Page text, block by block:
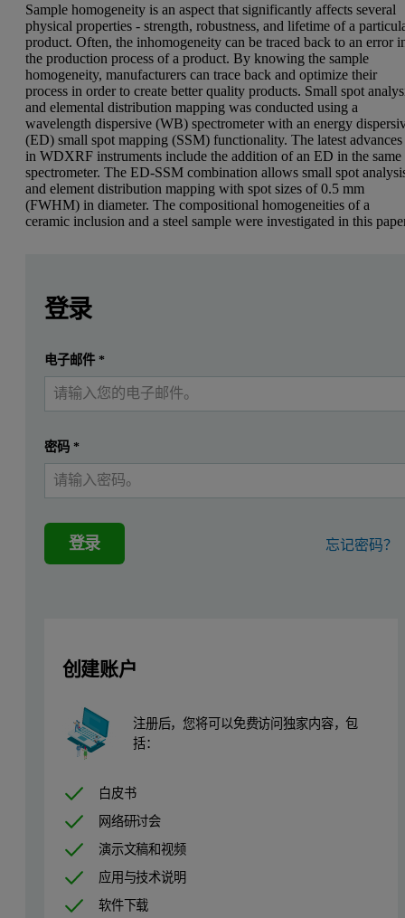
Sample homogeneity is an aspect that significantly affects several
physical properties - strength, robustness, and lifetime of a
product. Often, the inhomogeneity can be traced back to an error
the production process of a product. By knowing the sample
homogeneity, manufacturers can trace back and optimize their
process in order to create better quality products. Small spot
and elemental distribution mapping was conducted using a
wavelength dispersive (WB) spectrometer with an energy
(ED) small spot mapping (SSM) functionality. The latest advances
in WDXRF instruments include the addition of an ED in the same
spectrometer. The ED-SSM combination allows small spot
and element distribution mapping with spot sizes of 0.5 mm
(FWHM) in diameter. The compositional homogeneities of a
ceramic inclusion and a steel sample were investigated in this
提交 我已经有一个帐户
登录
电子邮件*
密码 *
登录 忘记密码？
创建账户
注册后，您将可以免费访问独家内容，包
括：
白皮书
网络研讨会
演示文稿和视频
应用与技术说明
软件下载